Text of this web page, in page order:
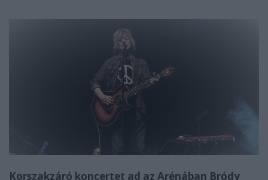
Korszakzáró koncertet ad az Arénában Bródy